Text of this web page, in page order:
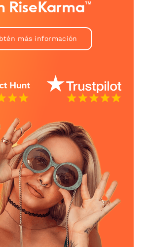
RiseKarma™
más información